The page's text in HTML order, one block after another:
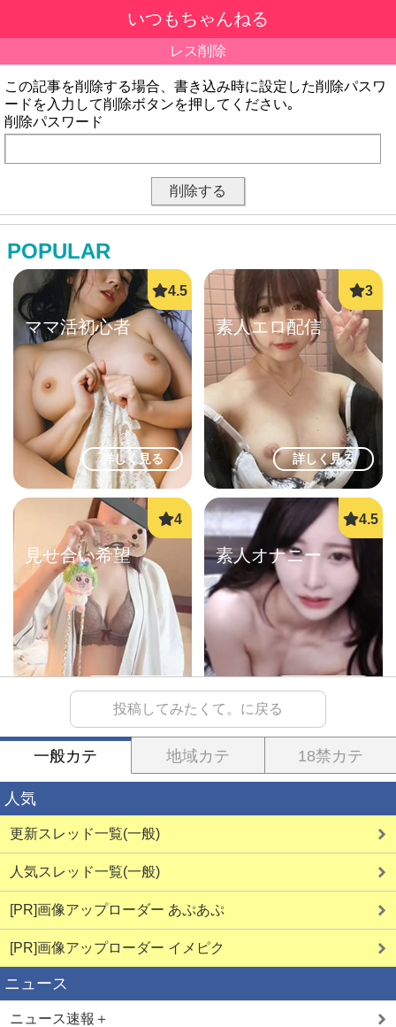
いつもちゃんねる
レス削除
この記事を削除する場合、書き込み時に設定した削除パスワ
ードを入力して削除ボタンを押してください｡
削除パスワード
POPULAR
詳しく見る
ママ活初心者
詳しく見る
素人エロ配信
見せ合い希望 素人オナニー
詳しく見る
LINEセフレ 熟女即ヌキ
エログルLIVE
投稿してみたくて。に戻る
一般カテ 地域カテ 18禁カテ
人気
更新スレッド一覧(一般)
人気スレッド一覧(一般)
[PR]画像アップローダー あぷあぷ
[PR]画像アップローダー イメピク
ニュース
ニュース速報＋